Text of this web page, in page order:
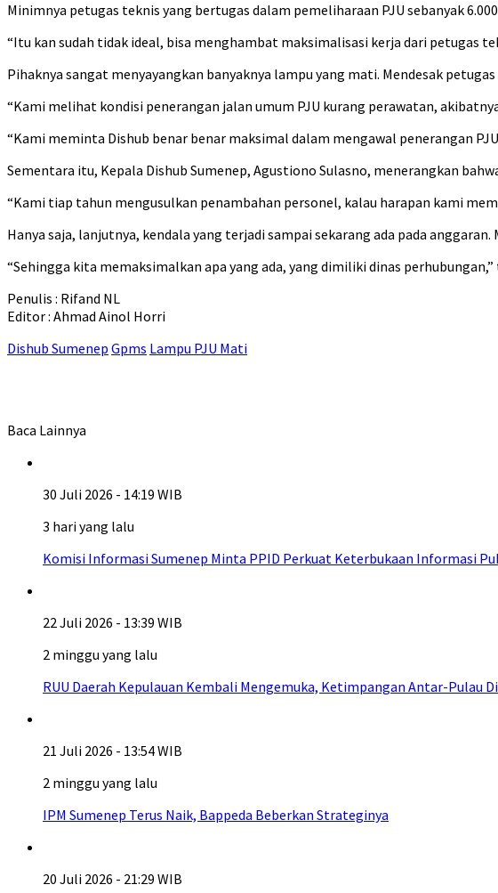
Minimnya petugas teknis yang bertugas dalam pemeliharaan PJU sebanyak
“Itu kan sudah tidak ideal, bisa menghambat maksimalisasi kerja dari petugas
Pihaknya sangat menyayangkan banyaknya lampu yang mati. Mendesak
“Kami melihat kondisi penerangan jalan umum PJU kurang perawatan,
“Kami meminta Dishub benar benar maksimal dalam mengawal penerangan
Sementara itu, Kepala Dishub Sumenep, Agustiono Sulasno, menerangkan
“Kami tiap tahun mengusulkan penambahan personel, kalau harapan kami
Hanya saja, lanjutnya, kendala yang terjadi sampai sekarang ada pada
“Sehingga kita memaksimalkan apa yang ada, yang dimiliki dinas
Penulis : Rifand NL
Editor : Ahmad Ainol Horri
Dishub Sumenep Gpms Lampu PJU Mati
Baca Lainnya
30 Juli 2026 - 14:19 WIB
3 hari yang lalu
Komisi Informasi Sumenep Minta PPID Perkuat Keterbukaan Informasi
22 Juli 2026 - 13:39 WIB
2 minggu yang lalu
RUU Daerah Kepulauan Kembali Mengemuka, Ketimpangan Antar-Pulau
21 Juli 2026 - 13:54 WIB
2 minggu yang lalu
IPM Sumenep Terus Naik, Bappeda Beberkan Strateginya
20 Juli 2026 - 21:29 WIB